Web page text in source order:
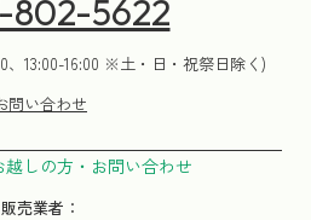
802-5622
、13:00-16:00 ※土・日・祝祭日除く)
問い合わせ
しの方・お問い合わせ
販売業者：